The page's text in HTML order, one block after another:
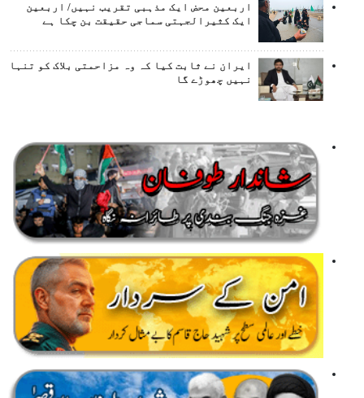
اربعین محض ایک مذہبی تقریب نہیں/ اربعین
ایک کثیرالجہتی سماجی حقیقت بن چکا ہے
ایران نے ثابت کیا کہ وہ مزاحمتی بلاک کو تنہا
نہیں چھوڑے گا